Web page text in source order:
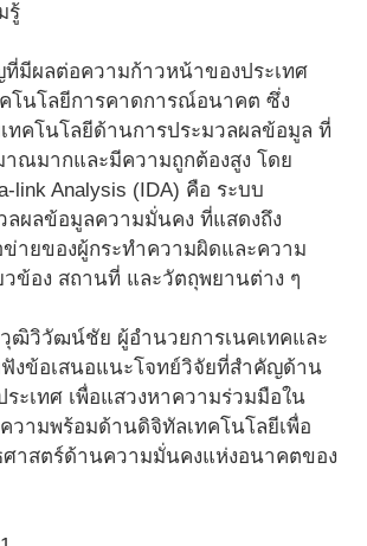
รู้
มีผลต่อความก้าวหน้าของประเทศ
โนโลยีการคาดการณ์อนาคต ซึ่ง
ทคโนโลยีด้านการประมวลผลข้อมูล ที่
ณมากและมีความถูกต้องสูง โดย
link Analysis (IDA) คือ ระบบ
ผลข้อมูลความมั่นคง ที่แสดงถึง
ข่ายของผู้กระทำความผิดและความ
ข้อง สถานที่ และวัตถุพยานต่าง ๆ
ฒิวิวัฒน์ชัย ผู้อำนวยการเนคเทคและ
งข้อเสนอแนะโจทย์วิจัยที่สำคัญด้าน
ะเทศ เพื่อแสวงหาความร่วมมือใน
วามพร้อมด้านดิจิทัลเทคโนโลยีเพื่อ
ศาสตร์ด้านความมั่นคงแห่งอนาคตของ